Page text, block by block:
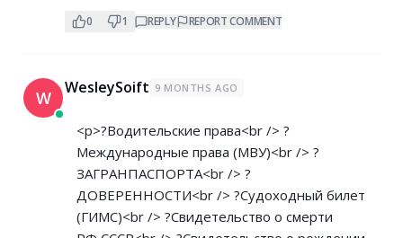
0 1 REPLY REPORT COMMENT
W WesleySoift 9 MONTHS AGO
<p>?Водительские права<br /> ?
Международные права (МВУ)<br /> ?
ЗАГРАНПАСПОРТА<br /> ?
ДОВEРEННОСТИ<br /> ?Судоходный билет
(ГИМС)<br /> ?Свидетельство о смерти